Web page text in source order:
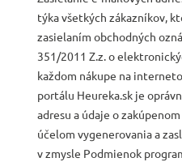
týka všetkých zákazníkov,
zasielaním obchodných
351/2011 Z.z. o
každom nákupe na
portálu Heureka.sk je
adresu a údaje o
účelom vygenerovania a
v zmysle Podmienok